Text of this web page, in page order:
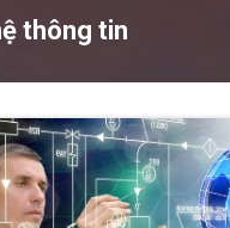
thông tin